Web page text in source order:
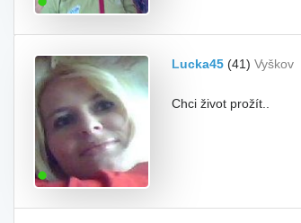
Lucka45 (41) Vyškov
Chci život prožít..